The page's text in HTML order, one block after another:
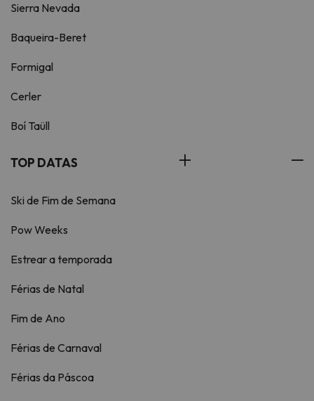
Sierra Nevada
Baqueira-Beret
Formigal
Cerler
Boí Taüll
TOP DATAS
Ski de Fim de Semana
Pow Weeks
Estrear a temporada
Férias de Natal
Fim de Ano
Férias de Carnaval
Férias da Páscoa